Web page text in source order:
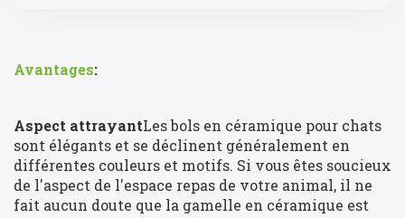
Avantages:
Aspect attrayantLes bols en céramique pour chats
sont élégants et se déclinent généralement en
différentes couleurs et motifs. Si vous êtes soucieux
de l'aspect de l'espace repas de votre animal, il ne
fait aucun doute que la gamelle en céramique est